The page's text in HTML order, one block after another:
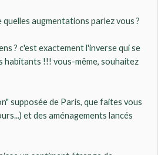
augmentations parlez vous ?
? c'est exactement l'inverse qui se
habitants !!! vous-même, souhaitez
supposée de Paris, que faites vous
et des aménagements lancés